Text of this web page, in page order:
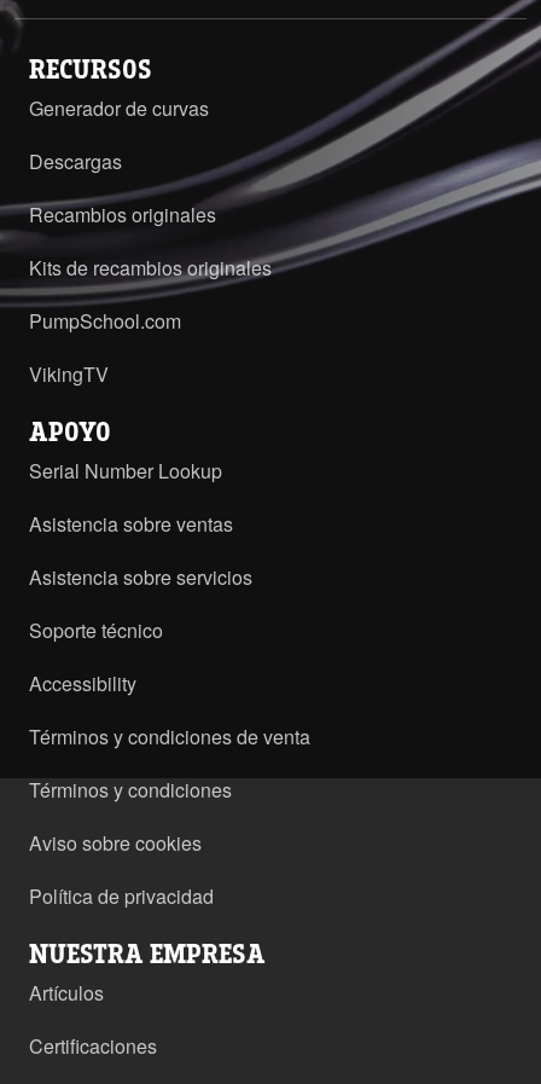
RECURSOS
Generador de curvas
Descargas
Recambios originales
Kits de recambios originales
PumpSchool.com
VikingTV
APOYO
Serial Number Lookup
Asistencia sobre ventas
Asistencia sobre servicios
Soporte técnico
Accessibility
Términos y condiciones de venta
Términos y condiciones
Aviso sobre cookies
Política de privacidad
NUESTRA EMPRESA
Artículos
Certificaciones